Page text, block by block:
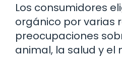
Los consumidores
orgánico por varias
preocupaciones
animal, la salud y el